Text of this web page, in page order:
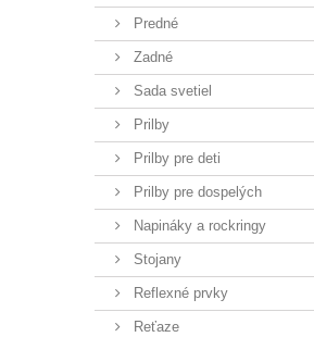
Predné
Zadné
Sada svetiel
Prilby
Prilby pre deti
Prilby pre dospelých
Napináky a rockringy
Stojany
Reflexné prvky
Reťaze